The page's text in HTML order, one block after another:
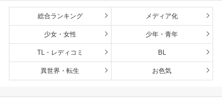
総合ランキング メディア化
少女・女性 少年・青年
TL・レディコミ BL
異世界・転生 お色気